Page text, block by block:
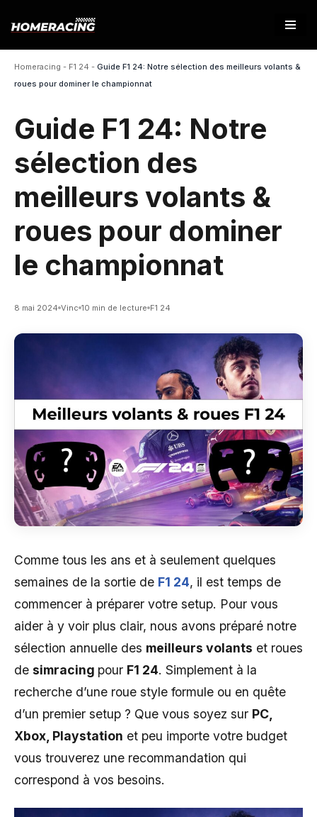
contenu
Homeracing - F1 24 - Guide F1 24: Notre sélection des meilleurs volants &
roues pour dominer le championnat
Guide F1 24: Notre
sélection des
meilleurs volants &
roues pour dominer
le championnat
8 mai 2024 Vinc 10 min de lecture F1 24
Comme tous les ans et à seulement quelques
semaines de la sortie de F1 24, il est temps de
commencer à préparer votre setup. Pour vous
aider à y voir plus clair, nous avons préparé notre
sélection annuelle des meilleurs volants et roues
de simracing pour F1 24. Simplement à la
recherche d’une roue style formule ou en quête
d’un premier setup ? Que vous soyez sur PC,
Xbox, Playstation et peu importe votre budget
vous trouverez une recommandation qui
correspond à vos besoins.